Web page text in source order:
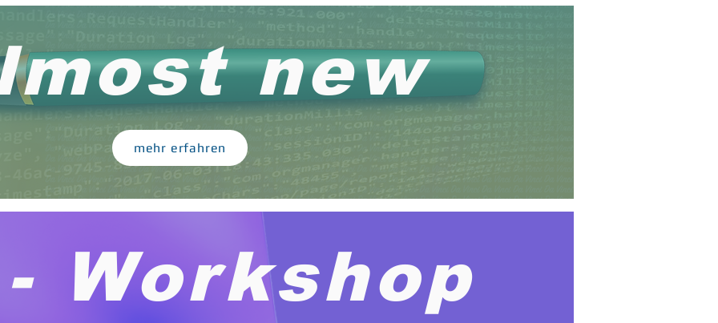
new
mehr erfahren
Workshop